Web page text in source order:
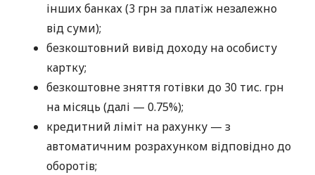
інших банках (3 грн за платіж незалежно
від суми);
безкоштовний вивід доходу на особисту
картку;
безкоштовне зняття готівки до 30 тис. грн
на місяць (далі — 0.75%);
кредитний ліміт на рахунку — з
автоматичним розрахунком відповідно до
оборотів;